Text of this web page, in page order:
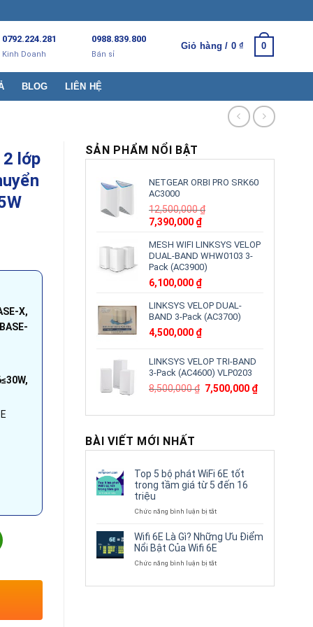
0792.224.281
Kinh Doanh
0988.839.800
Bán sỉ
Giỏ hàng / 0₫ 0
BLOG LIÊN HỆ
lớp
X,
16ET-135 | Chuyển đổi 7.2Gbps MAC 8K PoE 135W Chống
SẢN PHẨM NỔI BẬT
NETGEAR ORBI PRO SRK60
AC3000
12,500,000₫
Giá
là:
12,500,000 ₫.
7,390,000 ₫Giá
tại
là:
7,390,000 ₫.
MESH WIFI LINKSYS VELOP
DUAL-BAND WHW0103 3-
Pack (AC3900)
6,100,000 ₫
LINKSYS VELOP DUAL-
BAND 3-Pack (AC3700)
4,500,000 ₫
LINKSYS VELOP TRI-BAND
3-Pack (AC4600) VLP0203
8,500,000₫ Giá
là:
7,500,000 ₫Giá
tại
BÀI VIẾT MỚI NHẤT
Top 5 bộ phát WiFi 6E tốt
trong tầm giá từ 5 đến 16
triệu
Chức năng bình luận bị tắtở
bộ
phát
WiFi
Wifi 6E Là Gì? Những Ưu Điểm
Nổi Bật Của Wifi 6E
Chức năng bình luận bị tắtở